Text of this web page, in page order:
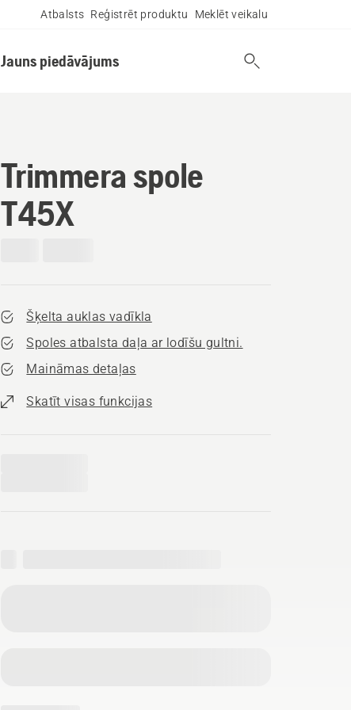
Atbalsts Reģistrēt produktu Meklēt veikalu
Jauns piedāvājums
Trimmera spole
T45X
Šķelta auklas vadīkla
Spoles atbalsta daļa ar lodīšu gultni.
Maināmas detaļas
Skatīt visas funkcijas